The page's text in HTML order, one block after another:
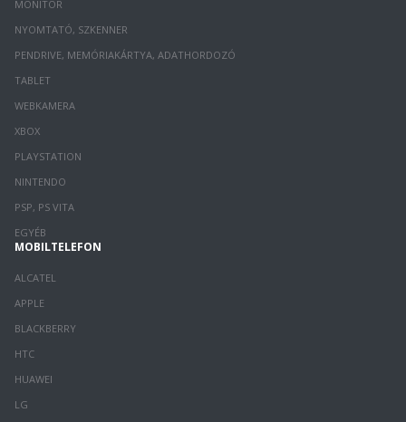
MONITOR
NYOMTATÓ, SZKENNER
PENDRIVE, MEMÓRIAKÁRTYA, ADATHORDOZÓ
TABLET
WEBKAMERA
XBOX
PLAYSTATION
NINTENDO
PSP, PS VITA
EGYÉB
MOBILTELEFON
ALCATEL
APPLE
BLACKBERRY
HTC
HUAWEI
LG